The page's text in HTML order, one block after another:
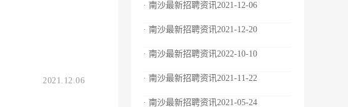
2021.12.06
· 南沙最新招聘资讯2021-12-06
· 南沙最新招聘资讯2021-12-20
· 南沙最新招聘资讯2022-10-10
· 南沙最新招聘资讯2021-11-22
· 南沙最新招聘资讯2021-05-24